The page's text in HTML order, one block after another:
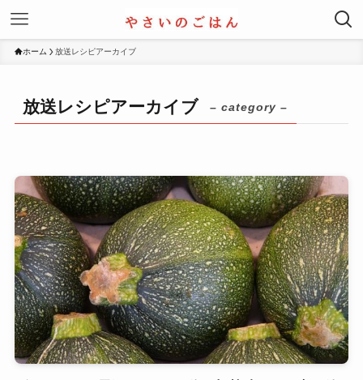
ホーム 放送レシピアーカイブ
放送レシピアーカイブ – category –